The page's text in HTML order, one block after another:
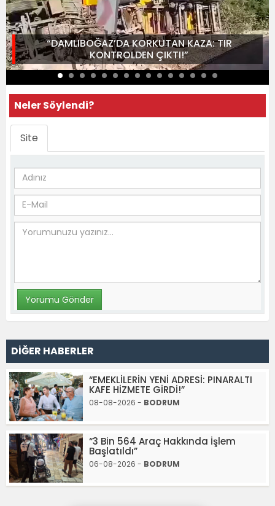
“DAMLIBOĞAZ’DA KORKUTAN KAZA: TIR
KONTROLDEN ÇIKTI!”
Neler Söylendi?
Site
DİĞER HABERLER
“EMEKLİLERİN YENİ ADRESİ: PINARALTI
KAFE HİZMETE GİRDİ!”
08-08-2026 - BODRUM
“3 Bin 564 Araç Hakkında İşlem
Başlatıldı”
06-08-2026 - BODRUM